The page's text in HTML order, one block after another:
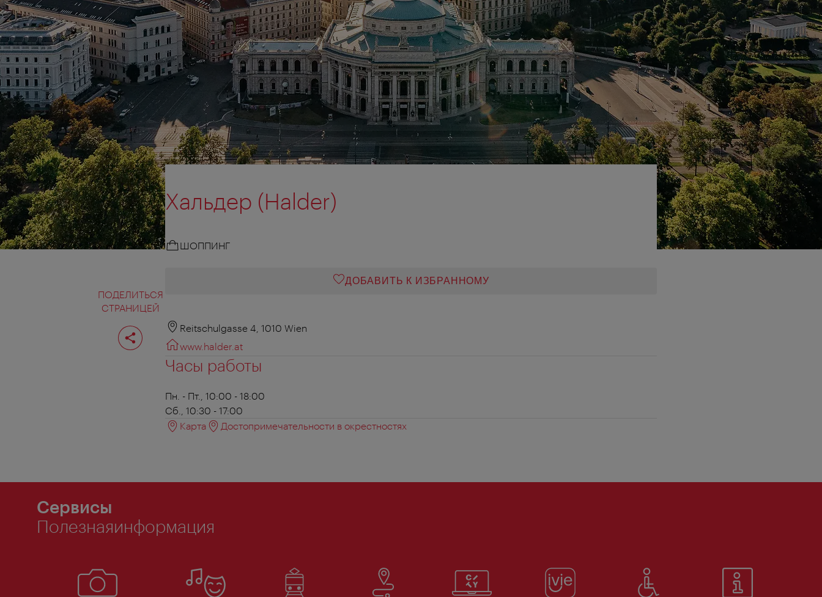
ПОДЕЛИТЬСЯ
СТРАНИЦЕЙ
Поделиться
страницей
Хальдер (Halder)
ШОППИНГ
ДОБАВИТЬ К ИЗБРАННОМУ
Reitschulgasse 4, 1010 Wien
www.halder.at
Часы работы
Пн. - Пт., 10:00 - 18:00
Сб., 10:30 - 17:00
Карта
Достопримечательности в окрестностях
Сервисы
Полезнаяинформация